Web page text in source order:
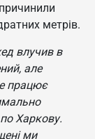
метрів.
влучив в
але
працює
Харкову.
ми